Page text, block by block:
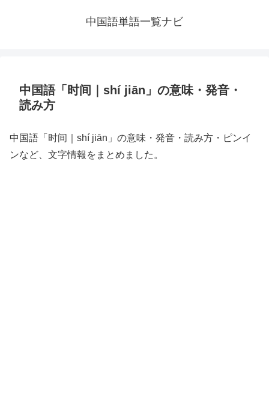
中国語単語一覧ナビ
中国語「时间｜shí jiān」の意味・発音・
読み方
中国語「时间｜shí jiān」の意味・発音・読み方・ピンイ
ンなど、文字情報をまとめました。